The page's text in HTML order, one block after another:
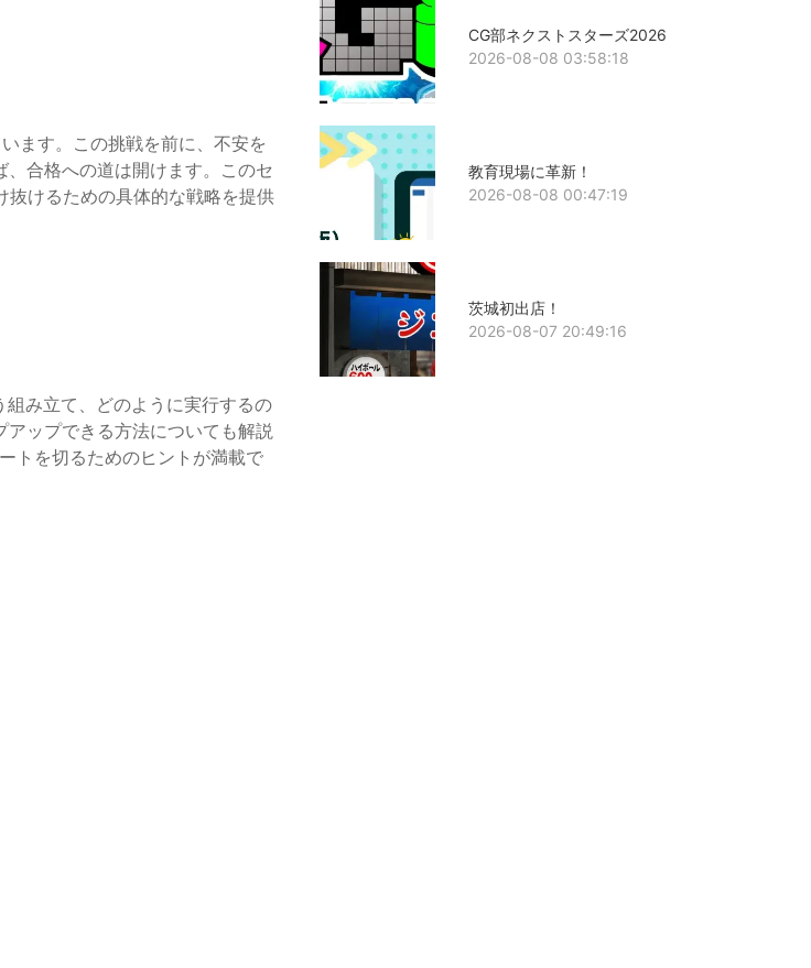
ます。この挑戦を前に、不安を
合格への道は開けます。このセ
抜けるための具体的な戦略を提供
み立て、どのように実行するの
ップできる方法についても解説
トを切るためのヒントが満載で
CG部ネクストスターズ2026
2026-08-08 03:58:18
教育現場に革新！
2026-08-08 00:47:19
茨城初出店！
2026-08-07 20:49:16